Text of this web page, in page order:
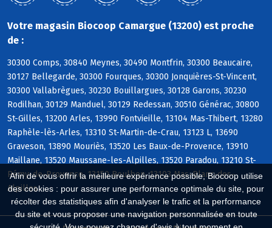
Afin de vous offrir la meilleure expérience possible, Biocoop utilise
des cookies : pour assurer une performance optimale du site, pour
récolter des statistiques afin d'analyser le trafic et la performance
du site et vous proposer une navigation personnalisée en toute
Votre magasin Biocoop Camargue (13200) est proche
de :
30300 Comps, 30840 Meynes, 30490 Montfrin, 30300 Beaucaire,
30127 Bellegarde, 30300 Fourques, 30300 Jonquières-St-Vincent,
30300 Vallabrègues, 30230 Bouillargues, 30128 Garons, 30230
Rodilhan, 30129 Manduel, 30129 Redessan, 30510 Générac, 30800
St-Gilles, 13200 Arles, 13990 Fontvieille, 13104 Mas-Thibert, 13280
Raphèle-lès-Arles, 13310 St-Martin-de-Crau, 13123 L, 13690
Graveson, 13890 Mouriès, 13520 Les Baux-de-Provence, 13910
Maillane, 13520 Maussane-les-Alpilles, 13520 Paradou, 13210 St-
Rémy-de-Provence, 13150 Boulbon, 13103 Mas-Blanc-des-
Alpilles